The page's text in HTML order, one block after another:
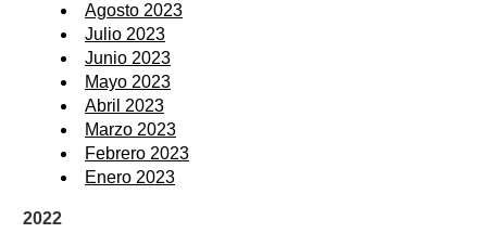
Agosto 2023
Julio 2023
Junio 2023
Mayo 2023
Abril 2023
Marzo 2023
Febrero 2023
Enero 2023
2022